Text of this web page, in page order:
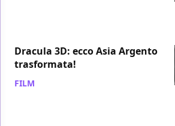
Dracula 3D: ecco Asia Argento
trasformata!
FILM